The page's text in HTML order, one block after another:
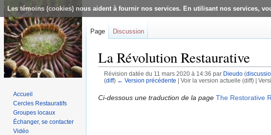
Les témoins (cookies) nous aident à fournir nos services. En utilisant nos services,
La Révolution Restaurative
Révision datée du 11 mars 2020 à 14:36 par Dieudo (
(diff) ← Version précédente | Voir la version actuelle (diff) |
Ci-dessous une traduction de la page The Restorative
Page Discussion
Accueil
Cercles Restauratifs
Groupes locaux
Échanger, se contacter
Vidéo